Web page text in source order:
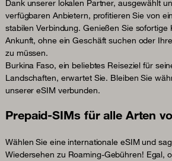
Dank unserer lokalen Partner, ausgewählt
verfügbaren Anbietern, profitieren Sie von
stabilen Verbindung. Genießen Sie sofortige
Ankunft, ohne ein Geschäft suchen oder
zu müssen.
Burkina Faso, ein beliebtes Reiseziel für
Landschaften, erwartet Sie. Bleiben Sie
unserer eSIM verbunden.
Prepaid-SIMs für alle Arten
Wählen Sie eine internationale eSIM und
Wiedersehen zu Roaming-Gebühren! Egal,